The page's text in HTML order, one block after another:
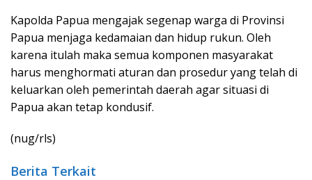
Kapolda Papua mengajak segenap warga di Provinsi
Papua menjaga kedamaian dan hidup rukun. Oleh
karena itulah maka semua komponen masyarakat
harus menghormati aturan dan prosedur yang telah di
keluarkan oleh pemerintah daerah agar situasi di
Papua akan tetap kondusif.
(nug/rls)
Berita Terkait